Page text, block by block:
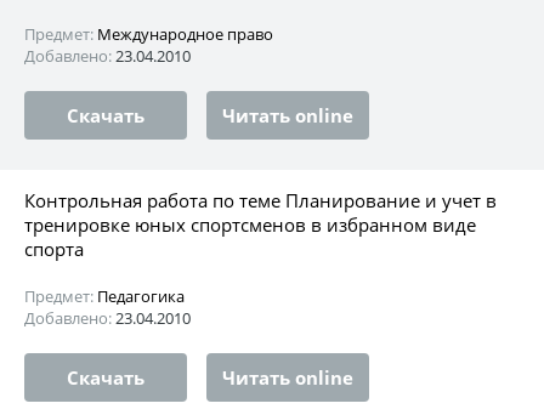
Предмет: Международное право
Добавлено:23.04.2010
Скачать Читать online
Контрольная работа по теме Планирование и учет в
тренировке юных спортсменов в избранном виде
спорта
Предмет: Педагогика
Добавлено:23.04.2010
Скачать Читать online